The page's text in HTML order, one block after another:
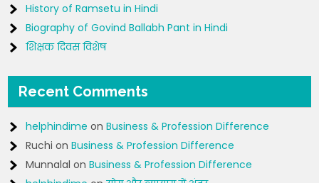
History of Ramsetu in Hindi
Biography of Govind Ballabh Pant in Hindi
शिक्षक दिवस विशेष
Recent Comments
helphindime onBusiness & Profession Difference
Ruchi onBusiness & Profession Difference
Munnalal onBusiness & Profession Difference